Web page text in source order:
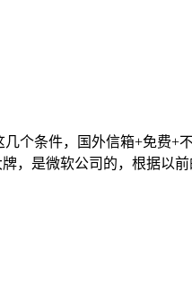
个条件，国外信箱+免费+
，是微软公司的，根据以前